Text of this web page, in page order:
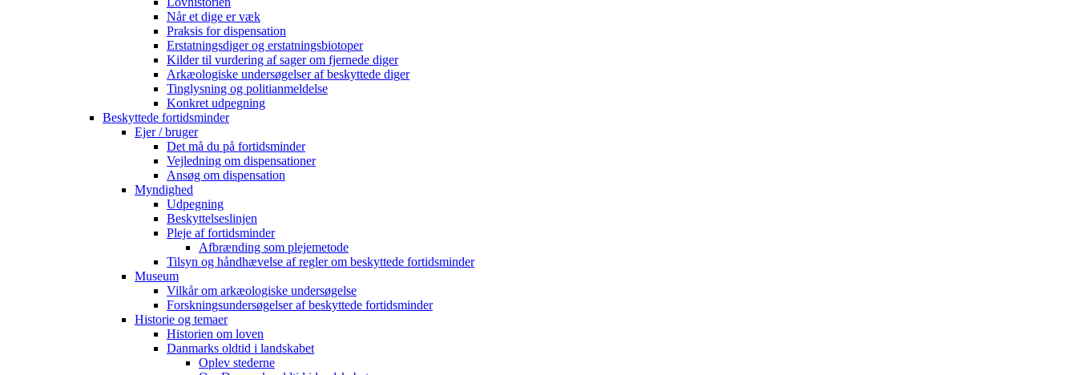
Når et dige er væk
Praksis for dispensation
Erstatningsdiger og erstatningsbiotoper
Kilder til vurdering af sager om fjernede diger
Arkæologiske undersøgelser af beskyttede diger
Tinglysning og politianmeldelse
Konkret udpegning
Beskyttede fortidsminder
Ejer / bruger
Det må du på fortidsminder
Vejledning om dispensationer
Ansøg om dispensation
Myndighed
Udpegning
Beskyttelseslinjen
Pleje af fortidsminder
Afbrænding som plejemetode
Tilsyn og håndhævelse af regler om beskyttede fortidsminder
Museum
Vilkår om arkæologiske undersøgelse
Forskningsundersøgelser af beskyttede fortidsminder
Historie og temaer
Historien om loven
Danmarks oldtid i landskabet
Oplev stederne